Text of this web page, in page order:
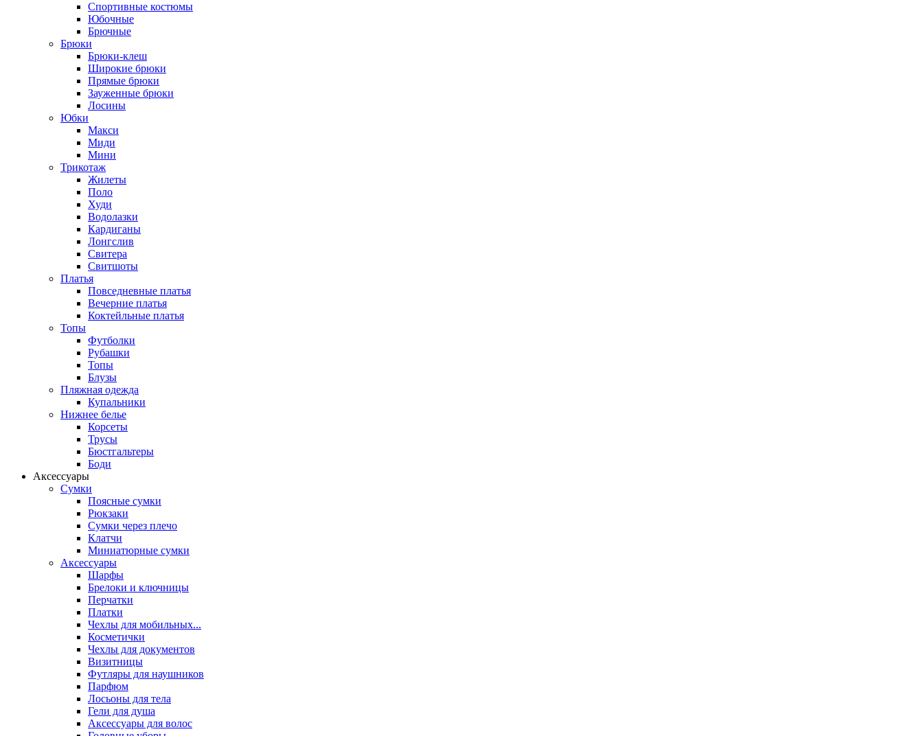
Спортивные костюмы
Юбочные
Брючные
Брюки
Брюки-клеш
Широкие брюки
Прямые брюки
Зауженные брюки
Лосины
Юбки
Макси
Миди
Мини
Трикотаж
Жилеты
Поло
Худи
Водолазки
Кардиганы
Лонгслив
Свитера
Свитшоты
Платья
Повседневные платья
Вечерние платья
Коктейльные платья
Топы
Футболки
Рубашки
Топы
Блузы
Пляжная одежда
Купальники
Нижнее белье
Корсеты
Трусы
Бюстгальтеры
Боди
Аксессуары
Сумки
Поясные сумки
Рюкзаки
Сумки через плечо
Клатчи
Миниатюрные сумки
Аксессуары
Шарфы
Брелоки и ключницы
Перчатки
Платки
Чехлы для мобильных...
Косметички
Чехлы для документов
Визитницы
Футляры для наушников
Парфюм
Лосьоны для тела
Гели для душа
Аксессуары для волос